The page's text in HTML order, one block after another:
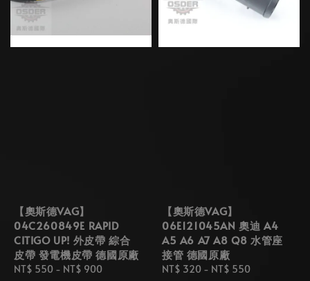
【奧斯德VAG】
04C260849E RAPID
CITIGO UP! 外皮帶 綜合
皮帶 發電機皮帶 德國原廠
Regular
NT$ 550 - NT$ 900
【奧斯德VAG】
06E121045AN 奧迪 A4
A5 A6 A7 A8 Q8 水管座
接管 德國原廠
Regular
NT$ 320 - NT$ 550